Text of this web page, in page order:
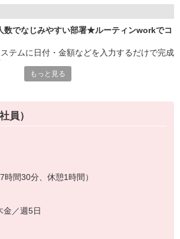
るのが嬉しい
数でなじみやすい部署★ルーティンworkでコ
ムに日付・金額などを入力するだけで完成
ステムorネットで検索）
ぐだけでOK！
もっと見る
員）
間30分、休憩1時間）
金／週5日